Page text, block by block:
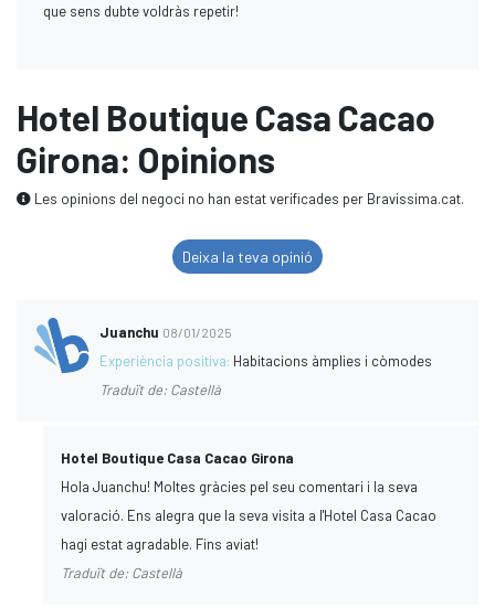
que sens dubte voldràs repetir!
Hotel Boutique Casa Cacao
Girona: Opinions
Les opinions del negoci no han estat verificades per Bravissima.cat.
Deixa la teva opinió
Juanchu 08/01/2025
Experiència positiva: Habitacions àmplies i còmodes
Traduït de: Castellà
Hotel Boutique Casa Cacao Girona
Hola Juanchu! Moltes gràcies pel seu comentari i la seva
valoració. Ens alegra que la seva visita a l'Hotel Casa Cacao
hagi estat agradable. Fins aviat!
Traduït de: Castellà